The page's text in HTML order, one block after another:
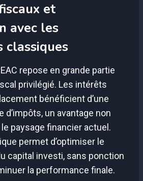
et
avec les
classiques
repose en grande partie
privilégié. Les intérêts
bénéficient d’une
d’impôts, un avantage non
paysage financier actuel.
permet d’optimiser le
capital investi, sans ponction
la performance finale.